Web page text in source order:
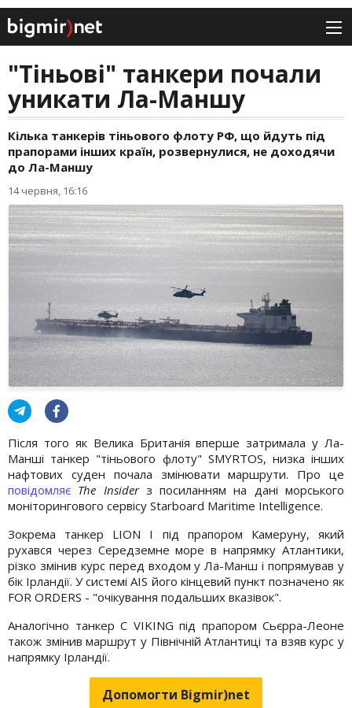
"Тіньові" танкери почали
уникати Ла-Маншу
Кілька танкерів тіньового флоту РФ, що йдуть під
прапорами інших країн, розвернулися, не доходячи
до Ла-Маншу
14 червня, 16:16
Після того як Велика Британія вперше затримала у Ла-
Манші танкер "тіньового флоту" SMYRTOS, низка інших
нафтових суден почала змінювати маршрути. Про це
повідомляє The Insiderз посиланням на дані морського
моніторингового сервісу Starboard Maritime Intelligence.
Зокрема танкер LION I під прапором Камеруну, який
рухався через Середземне море в напрямку Атлантики,
різко змінив курс перед входом у Ла-Манш і попрямував у
бік Ірландії. У системі AIS його кінцевий пункт позначено як
FOR ORDERS - "очікування подальших вказівок".
Аналогічно танкер C VIKING під прапором Сьєрра-Леоне
також змінив маршрут у Північній Атлантиці та взяв курс у
напрямку Ірландії.
Допомогти Bigmir)net